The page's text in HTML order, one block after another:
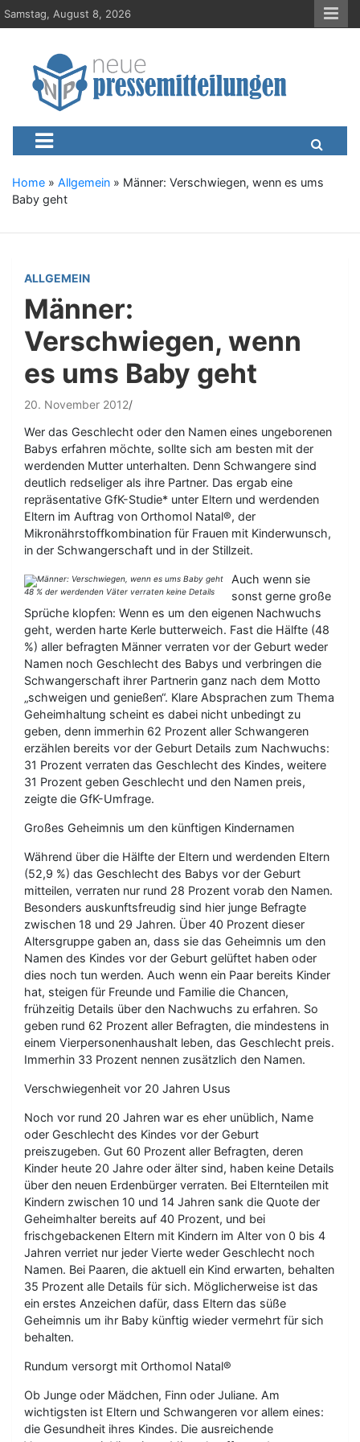
S
k
Samstag, August 8, 2026
Neue-
Presseportal, Nachrichten, News, Meldungen, Wirtschaft
Home » Allgemein » Männer: Verschwiegen, wenn es ums
Baby geht
ALLGEMEIN
Männer:
Verschwiegen, wenn
es ums Baby geht
20. November 2012
Wer das Geschlecht oder den Namen eines ungeborenen
Babys erfahren möchte, sollte sich am besten mit der
werdenden Mutter unterhalten. Denn Schwangere sind
deutlich redseliger als ihre Partner. Das ergab eine
repräsentative GfK-Studie* unter Eltern und werdenden
Eltern im Auftrag von Orthomol Natal®, der
Mikronährstoffkombination für Frauen mit Kinderwunsch,
in der Schwangerschaft und in der Stillzeit.
48 % der werdenden Väter verraten keine Details
Auch wenn sie
sonst gerne große
Sprüche klopfen: Wenn es um den eigenen Nachwuchs
geht, werden harte Kerle butterweich. Fast die Hälfte (48
%) aller befragten Männer verraten vor der Geburt weder
Namen noch Geschlecht des Babys und verbringen die
Schwangerschaft ihrer Partnerin ganz nach dem Motto
„schweigen und genießen“. Klare Absprachen zum Thema
Geheimhaltung scheint es dabei nicht unbedingt zu
geben, denn immerhin 62 Prozent aller Schwangeren
erzählen bereits vor der Geburt Details zum Nachwuchs:
31 Prozent verraten das Geschlecht des Kindes, weitere
31 Prozent geben Geschlecht und den Namen preis,
zeigte die GfK-Umfrage.
Großes Geheimnis um den künftigen Kindernamen
Während über die Hälfte der Eltern und werdenden Eltern
(52,9 %) das Geschlecht des Babys vor der Geburt
mitteilen, verraten nur rund 28 Prozent vorab den Namen.
Besonders auskunftsfreudig sind hier junge Befragte
zwischen 18 und 29 Jahren. Über 40 Prozent dieser
Altersgruppe gaben an, dass sie das Geheimnis um den
Namen des Kindes vor der Geburt gelüftet haben oder
dies noch tun werden. Auch wenn ein Paar bereits Kinder
hat, steigen für Freunde und Familie die Chancen,
frühzeitig Details über den Nachwuchs zu erfahren. So
geben rund 62 Prozent aller Befragten, die mindestens in
einem Vierpersonenhaushalt leben, das Geschlecht preis.
Immerhin 33 Prozent nennen zusätzlich den Namen.
Verschwiegenheit vor 20 Jahren Usus
Noch vor rund 20 Jahren war es eher unüblich, Name
oder Geschlecht des Kindes vor der Geburt
preiszugeben. Gut 60 Prozent aller Befragten, deren
Kinder heute 20 Jahre oder älter sind, haben keine Details
über den neuen Erdenbürger verraten. Bei Elternteilen mit
Kindern zwischen 10 und 14 Jahren sank die Quote der
Geheimhalter bereits auf 40 Prozent, und bei
frischgebackenen Eltern mit Kindern im Alter von 0 bis 4
Jahren verriet nur jeder Vierte weder Geschlecht noch
Namen. Bei Paaren, die aktuell ein Kind erwarten, behalten
35 Prozent alle Details für sich. Möglicherweise ist das
ein erstes Anzeichen dafür, dass Eltern das süße
Geheimnis um ihr Baby künftig wieder vermehrt für sich
behalten.
Rundum versorgt mit Orthomol Natal®
Ob Junge oder Mädchen, Finn oder Juliane. Am
wichtigsten ist Eltern und Schwangeren vor allem eines:
die Gesundheit ihres Kindes. Die ausreichende